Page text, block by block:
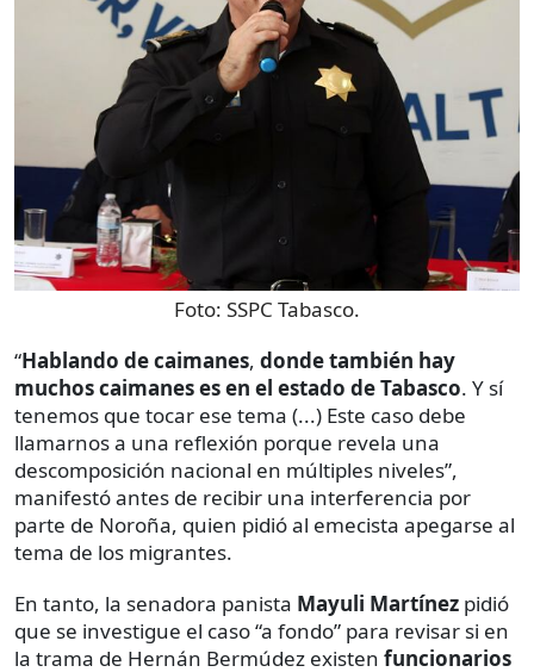
Foto: SSPC Tabasco.
“Hablando de caimanes, donde también hay
muchos caimanes es en el estado de Tabasco. Y sí
tenemos que tocar ese tema (...) Este caso debe
llamarnos a una reflexión porque revela una
descomposición nacional en múltiples niveles”,
manifestó antes de recibir una interferencia por
parte de Noroña, quien pidió al emecista apegarse al
tema de los migrantes.
En tanto, la senadora panista Mayuli Martínez pidió
que se investigue el caso “a fondo” para revisar si en
la trama de Hernán Bermúdez existen funcionarios